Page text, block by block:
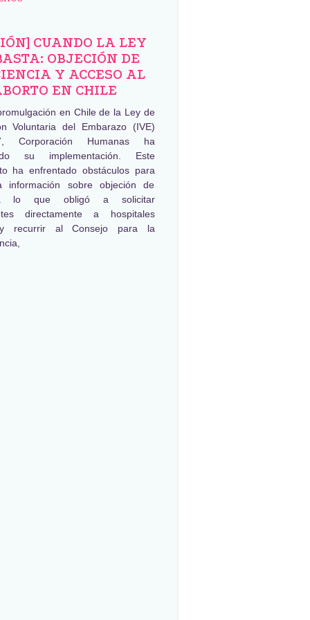
CUANDO LA LEY
OBJECIÓN DE
Y ACCESO AL
EN CHILE
en Chile de la Ley de
Voluntaria del Embarazo (IVE)
Corporación Humanas ha
su implementación. Este
ha enfrentado obstáculos para
información sobre objeción de
lo que obligó a solicitar
directamente a hospitales
recurrir al Consejo para la